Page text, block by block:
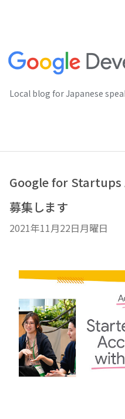
Local blog for Japanese
Google for Startups
募集します
2021年11月22日月曜日